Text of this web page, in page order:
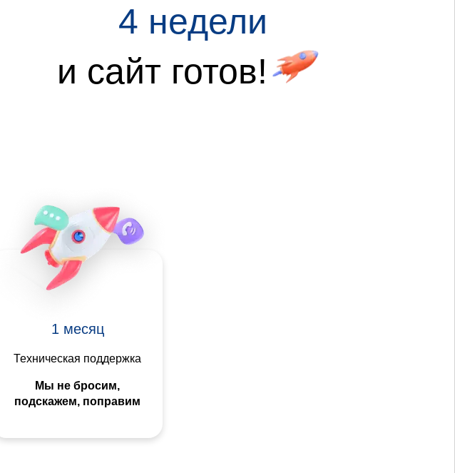
4 недели
и сайт готов!
1 месяц
Техническая поддержка
Мы не бросим,
подскажем, поправим